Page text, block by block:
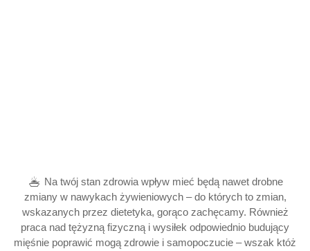
Na twój stan zdrowia wpływ mieć będą nawet drobne
zmiany w nawykach żywieniowych – do których to zmian,
wskazanych przez dietetyka, gorąco zachęcamy. Również
praca nad tężyzną fizyczną i wysiłek odpowiednio budujący
mięśnie poprawić mogą zdrowie i samopoczucie – wszak któż